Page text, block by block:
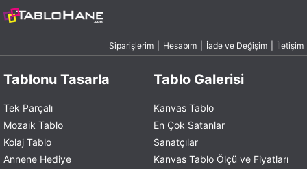
Siparişlerim Hesabım İade ve Değişim İletişim
Tablonu Tasarla
Tek Parçalı
Mozaik Tablo
Kolaj Tablo
Annene Hediye
Tablo Galerisi
Kanvas Tablo
En Çok Satanlar
Sanatçılar
Kanvas Tablo Ölçü ve Fiyatları